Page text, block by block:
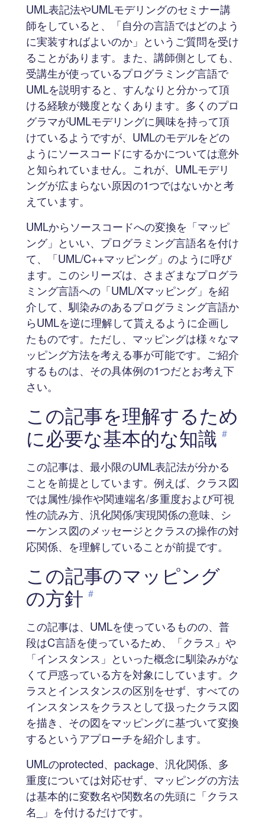
UML表記法やUMLモデリングのセミナー講
師をしていると、「自分の言語ではどのよう
に実装すればよいのか」というご質問を受け
ることがあります。また、講師側としても、
受講生が使っているプログラミング言語で
UMLを説明すると、すんなりと分かって頂
ける経験が幾度となくあります。多くのプロ
グラマがUMLモデリングに興味を持って頂
けているようですが、UMLのモデルをどの
ようにソースコードにするかについては意外
と知られていません。これが、UMLモデリ
ングが広まらない原因の1つではないかと考
えています。
UMLからソースコードへの変換を「マッピ
ング」といい、プログラミング言語名を付け
て、「UML/C++マッピング」のように呼び
ます。このシリーズは、さまざまなプログラ
ミング言語への「UML/Xマッピング」を紹
介して、馴染みのあるプログラミング言語か
らUMLを逆に理解して貰えるように企画し
たものです。ただし、マッピングは様々なマ
ッピング方法を考える事が可能です。ご紹介
するものは、その具体例の1つだとお考え下
さい。
この記事を理解するため
に必要な基本的な知識 #
この記事は、最小限のUML表記法が分かる
ことを前提としています。例えば、クラス図
では属性/操作や関連端名/多重度および可視
性の読み方、汎化関係/実現関係の意味、シ
ーケンス図のメッセージとクラスの操作の対
応関係、を理解していることが前提です。
この記事のマッピング
の方針 #
この記事は、UMLを使っているものの、普
段はC言語を使っているため、「クラス」や
「インスタンス」といった概念に馴染みがな
くて戸惑っている方を対象にしています。ク
ラスとインスタンスの区別をせず、すべての
インスタンスをクラスとして扱ったクラス図
を描き、その図をマッピングに基づいて変換
するというアプローチを紹介します。
UMLのprotected、package、汎化関係、多
重度については対応せず、マッピングの方法
は基本的に変数名や関数名の先頭に「クラス
名_」を付けるだけです。